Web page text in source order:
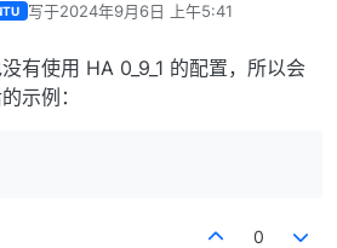
写于2024年9月6日 上午5:41
最后由 编辑
有使用 HA 0_9_1 的配置，所以会
示例：
0